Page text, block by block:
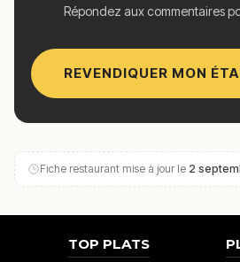
Répondez aux commentaires
REVENDIQUER MON
Fiche restaurant mise à jour le 2
TOP PLATS